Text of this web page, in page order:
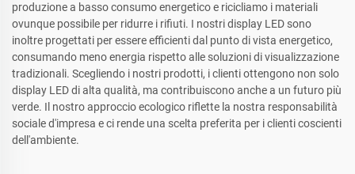
produzione a basso consumo energetico e ricicliamo i materiali
ovunque possibile per ridurre i rifiuti. I nostri display LED sono
inoltre progettati per essere efficienti dal punto di vista energetico,
consumando meno energia rispetto alle soluzioni di visualizzazione
tradizionali. Scegliendo i nostri prodotti, i clienti ottengono non solo
display LED di alta qualità, ma contribuiscono anche a un futuro più
verde. Il nostro approccio ecologico riflette la nostra responsabilità
sociale d'impresa e ci rende una scelta preferita per i clienti coscienti
dell'ambiente.